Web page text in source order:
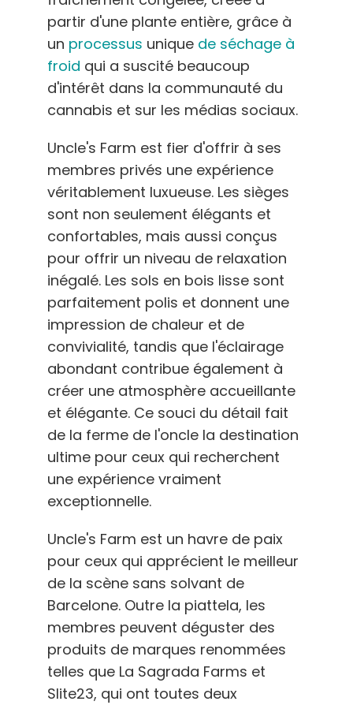
partir d'une plante entière, grâce à
un processus unique de séchage à
froid qui a suscité beaucoup
d'intérêt dans la communauté du
cannabis et sur les médias sociaux.
Uncle's Farm est fier d'offrir à ses
membres privés une expérience
véritablement luxueuse. Les sièges
sont non seulement élégants et
confortables, mais aussi conçus
pour offrir un niveau de relaxation
inégalé. Les sols en bois lisse sont
parfaitement polis et donnent une
impression de chaleur et de
convivialité, tandis que l'éclairage
abondant contribue également à
créer une atmosphère accueillante
et élégante. Ce souci du détail fait
de la ferme de l'oncle la destination
ultime pour ceux qui recherchent
une expérience vraiment
exceptionnelle.
Uncle's Farm est un havre de paix
pour ceux qui apprécient le meilleur
de la scène sans solvant de
Barcelone. Outre la piattela, les
membres peuvent déguster des
produits de marques renommées
telles que La Sagrada Farms et
Slite23, qui ont toutes deux